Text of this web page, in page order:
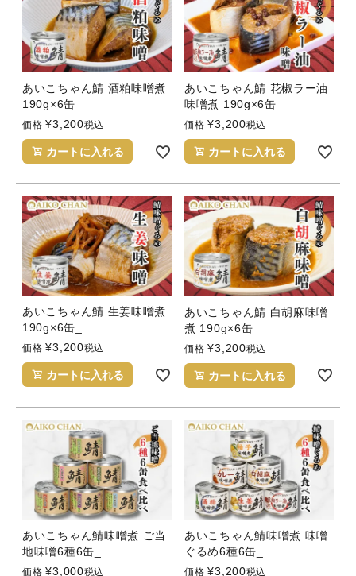
あいこちゃん鯖 酒粕味噌煮
190g×6缶_
価格 ¥3,200税込
カートに入れる
あいこちゃん鯖 花椒ラー油
味噌煮 190g×6缶_
価格 ¥3,200税込
カートに入れる
あいこちゃん鯖 生姜味噌煮
190g×6缶_
価格 ¥3,200税込
カートに入れる
あいこちゃん鯖 白胡麻味噌
煮 190g×6缶_
価格 ¥3,200税込
カートに入れる
あいこちゃん鯖味噌煮 ご当
地味噌6種6缶_
価格 ¥3,000税込
あいこちゃん鯖味噌煮 味噌
ぐるめ6種6缶_
価格 ¥3,200税込